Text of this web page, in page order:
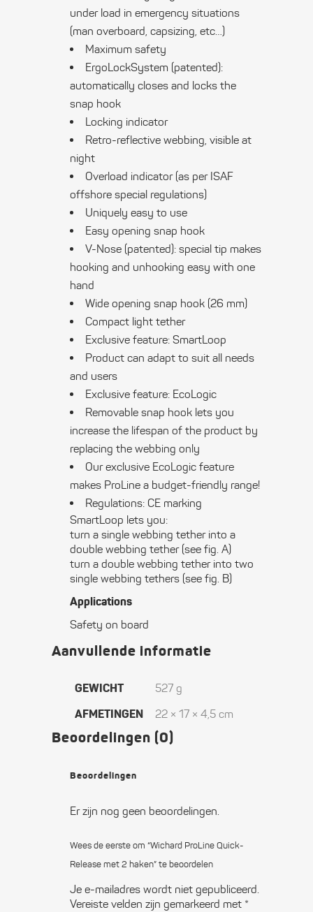
under load in emergency situations
(man overboard, capsizing, etc…)
Maximum safety
ErgoLockSystem (patented):
automatically closes and locks the
snap hook
Locking indicator
Retro-reflective webbing, visible at
night
Overload indicator (as per ISAF
offshore special regulations)
Uniquely easy to use
Easy opening snap hook
V-Nose (patented): special tip makes
hooking and unhooking easy with one
hand
Wide opening snap hook (26 mm)
Compact light tether
Exclusive feature: SmartLoop
Product can adapt to suit all needs
and users
Exclusive feature: EcoLogic
Removable snap hook lets you
increase the lifespan of the product by
replacing the webbing only
Our exclusive EcoLogic feature
makes ProLine a budget-friendly range!
Regulations: CE marking
SmartLoop lets you:
turn a single webbing tether into a
double webbing tether (see fig. A)
turn a double webbing tether into two
single webbing tethers (see fig. B)
Applications
Safety on board
Aanvullende informatie
GEWICHT 527 g
AFMETINGEN 22 × 17 × 4,5 cm
Beoordelingen (0)
Beoordelingen
Er zijn nog geen beoordelingen.
Wees de eerste om “Wichard ProLine Quick-
Release met 2 haken” te beoordelen
Je e-mailadres wordt niet gepubliceerd.
Vereiste velden zijn gemarkeerd met *